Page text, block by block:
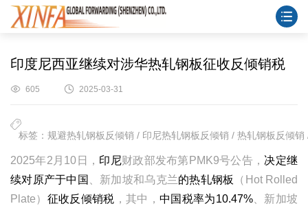
印度尼西亚继续对涉华热轧钢板征收反倾销税
605 2025-03-31
标签：规避热轧钢板反倾销 / 印尼热轧钢板反倾销 / 热轧钢板反倾
2025年2 月 10 日， 印尼财政部发布第 PMK9号公告， 决定继
续对原产于中国
、新加坡和乌克兰的热轧钢板 （ Hot Rolled
Plate） 征收反倾销税 ，其中，中国税率为10.47%、新加坡